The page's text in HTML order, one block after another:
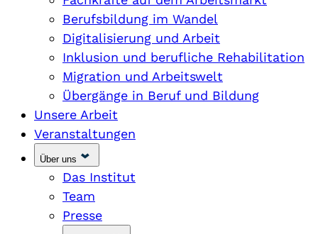
Berufsbildung im Wandel
Digitalisierung und Arbeit
Inklusion und berufliche Rehabilitation
Migration und Arbeitswelt
Übergänge in Beruf und Bildung
Unsere Arbeit
Veranstaltungen
Über uns
Das Institut
Team
Presse